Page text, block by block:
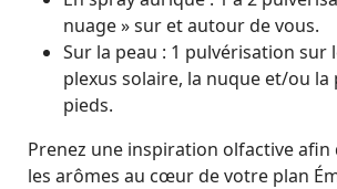
nuage » sur et autour de vous.
Sur la peau : 1 pulvérisation sur
plexus solaire, la nuque et/ou la
pieds.
Prenez une inspiration olfactive
les arômes au cœur de votre plan